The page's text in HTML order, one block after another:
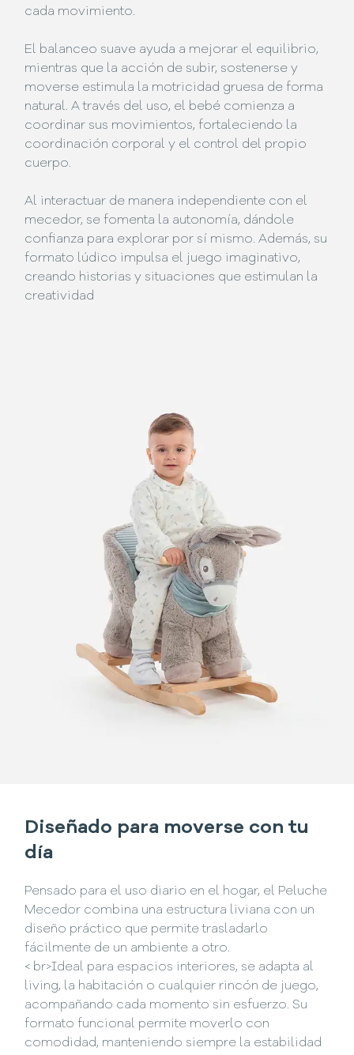
cada movimiento.
El balanceo suave ayuda a mejorar el equilibrio,
mientras que la acción de subir, sostenerse y
moverse estimula la motricidad gruesa de forma
natural. A través del uso, el bebé comienza a
coordinar sus movimientos, fortaleciendo la
coordinación corporal y el control del propio
cuerpo.
Al interactuar de manera independiente con el
mecedor, se fomenta la autonomía, dándole
confianza para explorar por sí mismo. Además, su
formato lúdico impulsa el juego imaginativo,
creando historias y situaciones que estimulan la
creatividad
Diseñado para moverse con tu
día
Pensado para el uso diario en el hogar, el Peluche
Mecedor combina una estructura liviana con un
diseño práctico que permite trasladarlo
fácilmente de un ambiente a otro.
< br>Ideal para espacios interiores, se adapta al
living, la habitación o cualquier rincón de juego,
acompañando cada momento sin esfuerzo. Su
formato funcional permite moverlo con
comodidad, manteniendo siempre la estabilidad